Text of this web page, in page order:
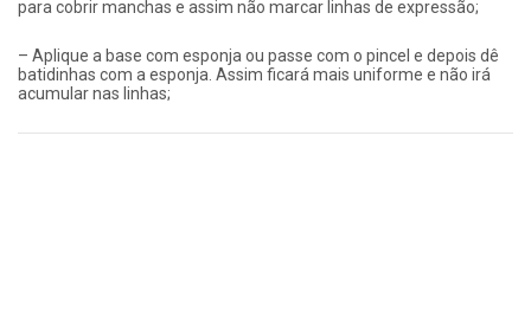
para cobrir manchas e assim não marcar linhas de expressão;
– Aplique a base com esponja ou passe com o pincel e depois dê
batidinhas com a esponja. Assim ficará mais uniforme e não irá
acumular nas linhas;